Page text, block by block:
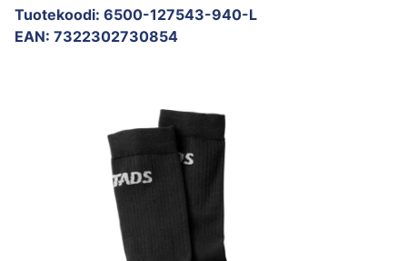
Tuotekoodi: 6500-127543-940-L
EAN: 7322302730854